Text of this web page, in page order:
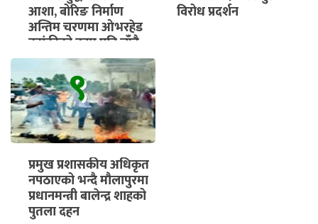
आशा, बोरिङ निर्माण
अन्तिम चरणमा ओभरहेड
ट्यांकीको काम पनि चाँडै
सुरु हुने
विरोध प्रदर्शन
९
प्रमुख प्रशासकीय अधिकृत
नपठाएको भन्दै मौलापुरमा
प्रधानमन्त्री बालेन्द्र शाहको
पुतला दहन